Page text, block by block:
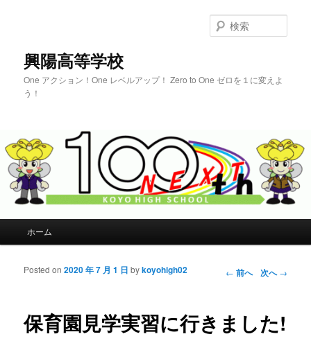
興陽高等学校
One アクション！One レベルアップ！ Zero to One ゼロを１に変えよ
う！
索
メインコンテンツへ移動
サブコンテンツへ移動
ホーム
投稿ナビゲー
← 前へ 次へ→
保育園見学実習に行きました!
Posted on2020 年 7 月 1 日 bykoyohigh02